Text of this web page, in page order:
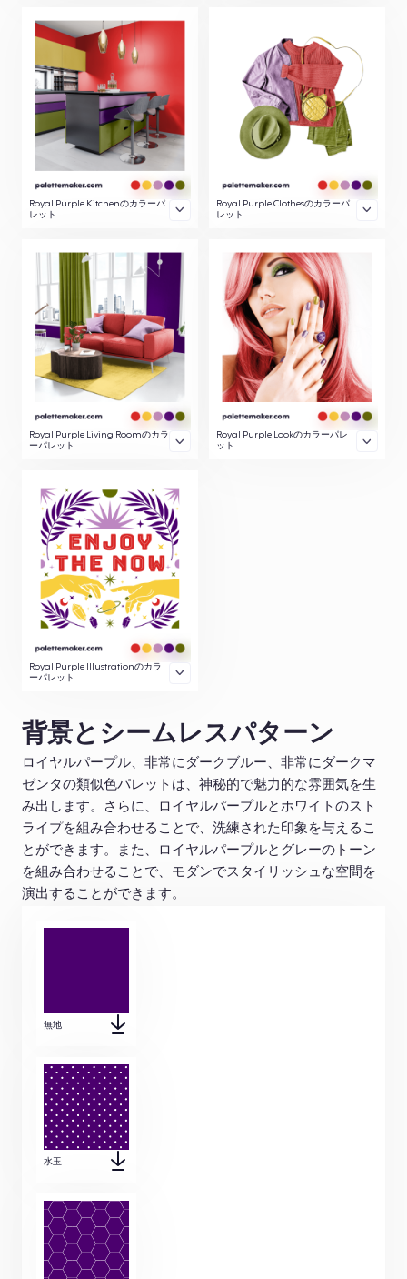
Royal Purple Kitchenのカラーパ
レット
Royal Purple Clothesのカラーパ
レット
Royal Purple Living Roomのカラ
ーパレット
Royal Purple Lookのカラーパレ
ット
Royal Purple Illustrationのカラ
ーパレット
背景とシームレスパターン
ロイヤルパープル、非常にダークブルー、非常にダークマ
ゼンタの類似色パレットは、神秘的で魅力的な雰囲気を生
み出します。さらに、ロイヤルパープルとホワイトのスト
ライプを組み合わせることで、洗練された印象を与えるこ
とができます。また、ロイヤルパープルとグレーのトーン
を組み合わせることで、モダンでスタイリッシュな空間を
演出することができます。
無地
水玉